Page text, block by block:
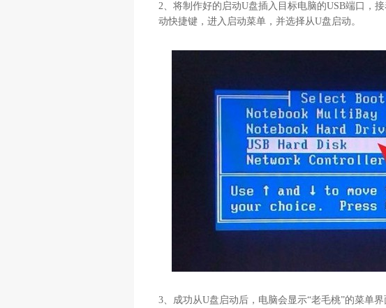
2、将制作好的启动U盘插入目标电脑的USB端口，
动快捷键，进入启动菜单，并选择从U盘启动。
3、成功从U盘启动后，电脑会显示“老毛桃”的菜单